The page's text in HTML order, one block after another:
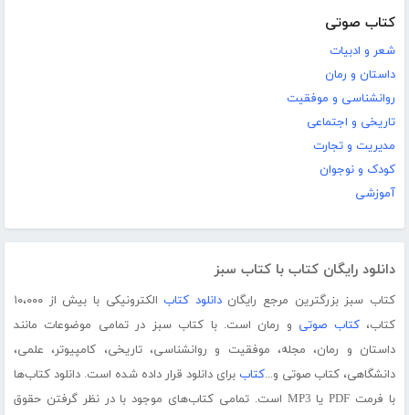
کتاب صوتی
شعر و ادبیات
داستان و رمان
روانشناسی و موفقیت
تاریخی و اجتماعی
مدیریت و تجارت
کودک و نوجوان
آموزشی
دانلود رایگان کتاب با کتاب سبز
کتاب سبز بزرگترین مرجع رایگاندانلود کتاب
الکترونیکی با بیش از ۱۰،۰۰۰
کتاب،کتاب صوتی و رمان است. با کتاب سبز در تمامی موضوعات مانند
داستان و رمان، مجله، موفقیت و روانشناسی، تاریخی، کامپیوتر، علمی،
دانشگاهی، کتاب صوتی و...کتاب برای دانلود قرار داده شده است. دانلود کتاب‌ها
با فرمت PDF یا MP3 است. تمامی کتاب‌های موجود با در نظر گرفتن حقوق